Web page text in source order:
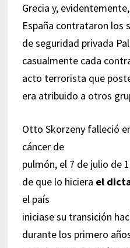
Grecia y, evidentemente,
España contrataron los
de seguridad privada
casualmente cada
acto terrorista que
era atribuido a otros
Otto Skorzeny falleció
cáncer de
pulmón, el 7 de julio de
de que lo hiciera el
el país
iniciase su transición
durante los primero